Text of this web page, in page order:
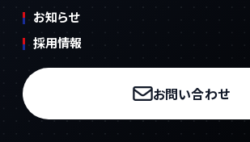
お知らせ
採用情報
お問い合わせ